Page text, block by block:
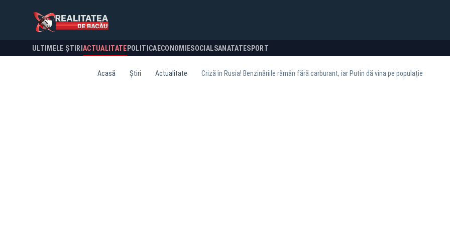
ULTIMELE ȘTIRI ACTUALITATE POLITICA ECONOMIESOCIALSANATATESPORT
Acasă Știri Actualitate Criză în Rusia! Benzinăriile rămân fără carburant, iar Putin dă vina pe populație